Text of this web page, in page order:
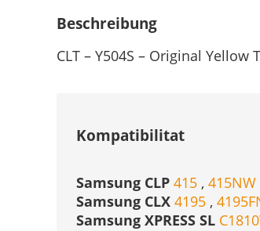
Beschreibung
CLT – Y504S – Original
Kompatibilitat
Samsung CLP 415 , 415NW
Samsung CLX 4195 ,
Samsung XPRESS SL